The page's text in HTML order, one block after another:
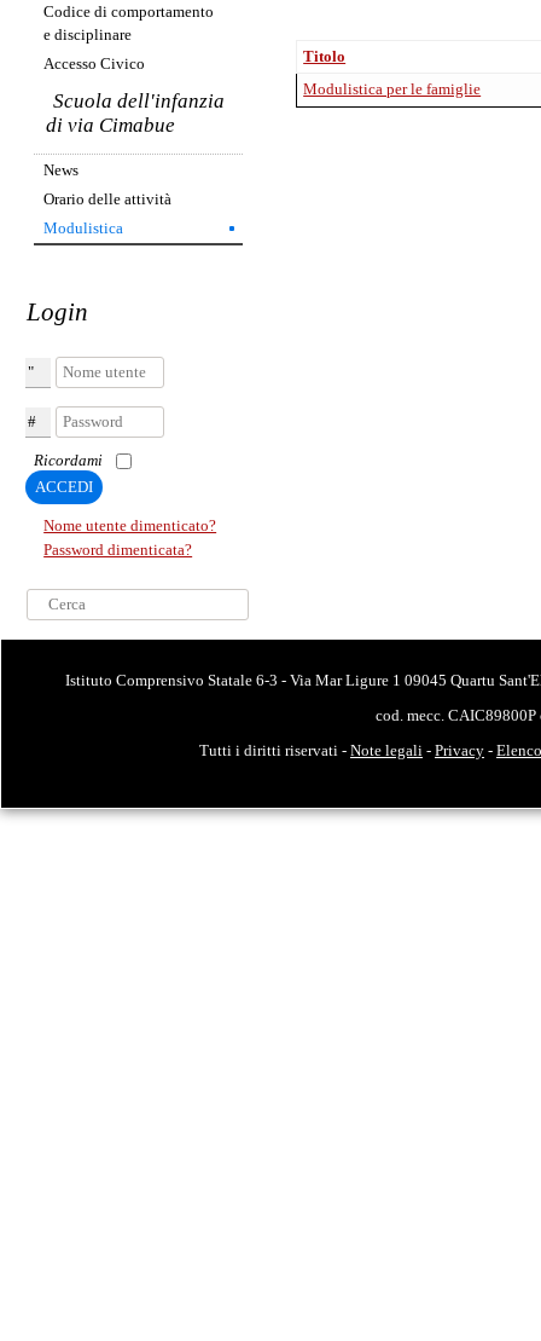
Codice di comportamento
e disciplinare
Accesso Civico
Scuola dell'infanzia
di via Cimabue
News
Orario delle attività
Modulistica
Login
Nome utente
Password
Ricordami
ACCEDI
Nome utente dimenticato?
Password dimenticata?
Cerca...
Titolo
Modulistica per le famiglie
Istituto Comprensivo Statale 6-3 - Via Mar Ligure 1 09045 Quartu
cod. mecc.
Tutti i diritti riservati - Note legali - Privacy -